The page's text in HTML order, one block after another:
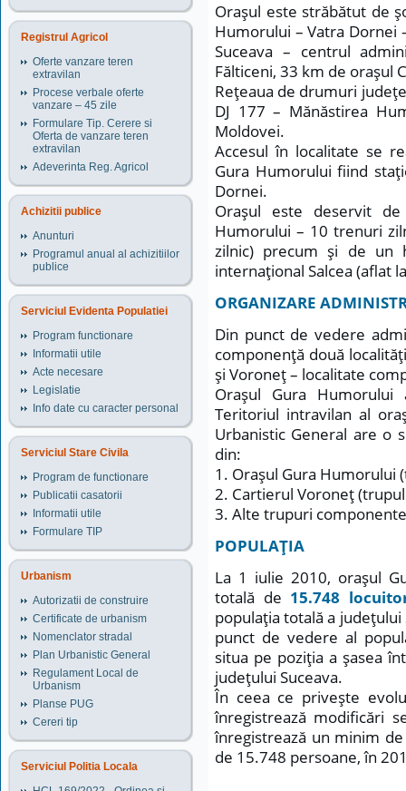
Registrul Agricol
Oferte vanzare teren
extravilan
Procese verbale oferte
vanzare – 45 zile
Formulare Tip. Cerere si
Oferta de vanzare teren
extravilan
Adeverinta Reg. Agricol
Achizitii publice
Anunturi
Programul anual al achizitiilor
publice
Serviciul Evidenta Populatiei
Program functionare
Informatii utile
Acte necesare
Legislatie
Info date cu caracter personal
Serviciul Stare Civila
Program de functionare
Publicatii casatorii
Informatii utile
Formulare TIP
Urbanism
Autorizatii de construire
Certificate de urbanism
Nomenclator stradal
Plan Urbanistic General
Regulament Local de
Urbanism
Planse PUG
Cereri tip
Serviciul Politia Locala
Oraşul este străbătut de
Humorului – Vatra Dornei
Suceava – centrul
Fălticeni, 33 km de oraşul
Reţeaua de drumuri
DJ 177 – Mănăstirea
Moldovei.
Accesul în localitate se
Gura Humorului fiind
Dornei.
Oraşul este deservit
Humorului – 10 trenuri
zilnic) precum şi de un
internaţional Salcea (aflat
ORGANIZARE
Din punct de vedere
componenţă două
şi Voroneţ – localitate
Oraşul Gura
Teritoriul intravilan al
Urbanistic General are o
din:
1. Oraşul Gura Humorului
2. Cartierul Voroneţ
3. Alte trupuri
POPULAŢIA
La 1 iulie 2010, oraşul
totală de 15.748
populaţia totală a judeţului
punct de vedere al
situa pe poziţia a şasea
judeţului Suceava.
În ceea ce priveşte
înregistrează modificări
înregistrează un minim
de 15.748 persoane, în